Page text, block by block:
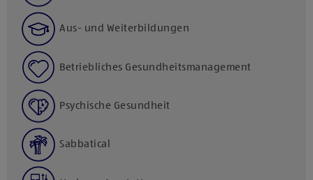
Aus- und Weiterbildungen
Betriebliches Gesundheitsmanagement
Psychische Gesundheit
Sabbatical